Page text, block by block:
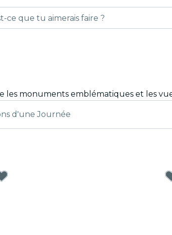
d'une Journée